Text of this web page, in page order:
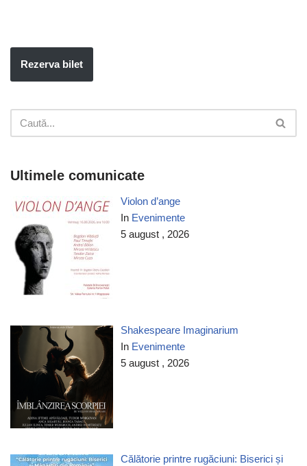
Rezerva bilet
Ultimele comunicate
Violon d’ange
In Evenimente
5 august , 2026
Shakespeare Imaginarium
In Evenimente
5 august , 2026
Călătorie printre rugăciuni: Biserici și